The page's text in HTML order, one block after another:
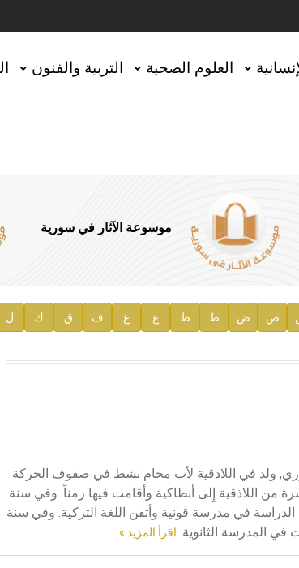
العلوم الصحية التربية والفنون
موسوعة الآثار في سورية
ص ض ط ظ ع غ ف ق ك ل
عربي سوري, ولد في اللاذقية لأب محام نشط في صفوف الحركة
من اللاذقية إِلى أنطاكية وأقامت فيها زمناً. وفي سنة
الدراسة في مدرسة قونية وأتقن اللغة التركية. وفي سنة
اقرأ المزيد »